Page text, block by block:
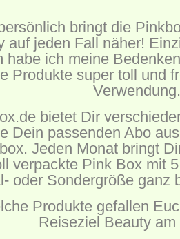
bringt die
auf jeden Fall näher!
habe ich meine
Produkte super toll und
Verwendung.
bietet Dir
Dein passenden Abo
Jeden Monat bringt
verpackte Pink Box mit
oder Sondergröße ganz
Produkte gefallen
Reiseziel Beauty am